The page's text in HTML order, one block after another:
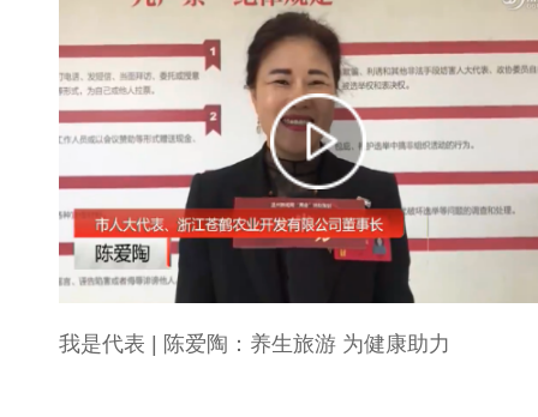
我是代表 | 陈爱陶：养生旅游 为健康助力